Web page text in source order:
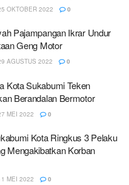
OKTOBER 2022 0
Pajampangan Ikrar Undur
Geng Motor
AGUSTUS 2022 0
Kota Sukabumi Teken
Berandalan Bermotor
MEI 2022 0
Kota Ringkus 3 Pelaku
Mengakibatkan Korban
MEI 2022 0